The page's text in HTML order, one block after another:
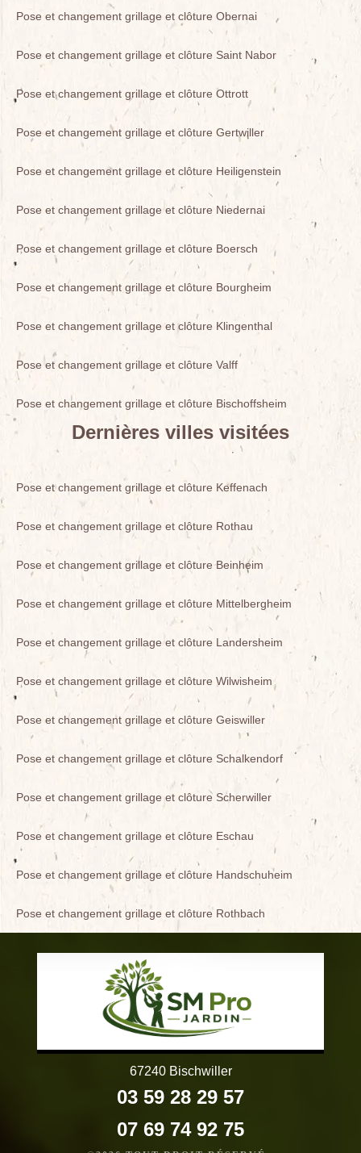
Pose et changement grillage et clôture Obernai
Pose et changement grillage et clôture Saint Nabor
Pose et changement grillage et clôture Ottrott
Pose et changement grillage et clôture Gertwiller
Pose et changement grillage et clôture Heiligenstein
Pose et changement grillage et clôture Niedernai
Pose et changement grillage et clôture Boersch
Pose et changement grillage et clôture Bourgheim
Pose et changement grillage et clôture Klingenthal
Pose et changement grillage et clôture Valff
Pose et changement grillage et clôture Bischoffsheim
Dernières villes visitées
Pose et changement grillage et clôture Keffenach
Pose et changement grillage et clôture Rothau
Pose et changement grillage et clôture Beinheim
Pose et changement grillage et clôture Mittelbergheim
Pose et changement grillage et clôture Landersheim
Pose et changement grillage et clôture Wilwisheim
Pose et changement grillage et clôture Geiswiller
Pose et changement grillage et clôture Schalkendorf
Pose et changement grillage et clôture Scherwiller
Pose et changement grillage et clôture Eschau
Pose et changement grillage et clôture Handschuheim
Pose et changement grillage et clôture Rothbach
67240 Bischwiller
03 59 28 29 57
07 69 74 92 75